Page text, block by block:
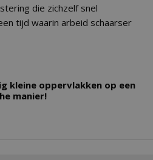
die zichzelf snel
tijd waarin arbeid schaarser
kleine oppervlakken op een
manier!